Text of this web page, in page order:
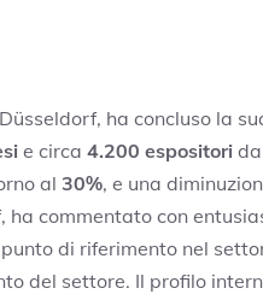
ha concluso la
e circa 4.200 espositori da
al 30%, e una
commentato con
di riferimento nel
del settore. Il profilo